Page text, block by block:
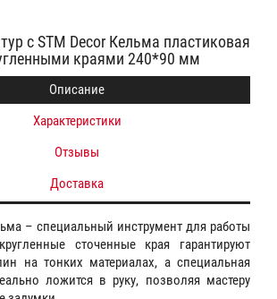
с STM Decor Кельма пластиковая
краями 240*90 мм
Описание
Характеристики
Отзывы
Доставка
– специальный инструмент для работы
сточенные края гарантируют
на тонких материалах, а специальная
ложится в руку, позволяя мастеру